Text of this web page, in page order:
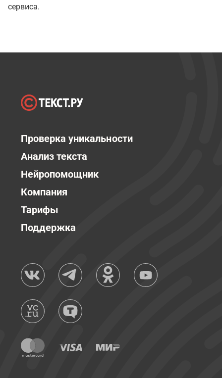
сервиса.
Проверка уникальности
Анализ текста
Нейропомощник
Компания
Тарифы
Поддержка